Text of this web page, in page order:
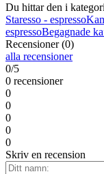
Du hittar den i
Staresso - espresso
espressoBegagnade
Recensioner (0)
alla recensioner
0/5
0 recensioner
0
0
0
0
0
Skriv en recension